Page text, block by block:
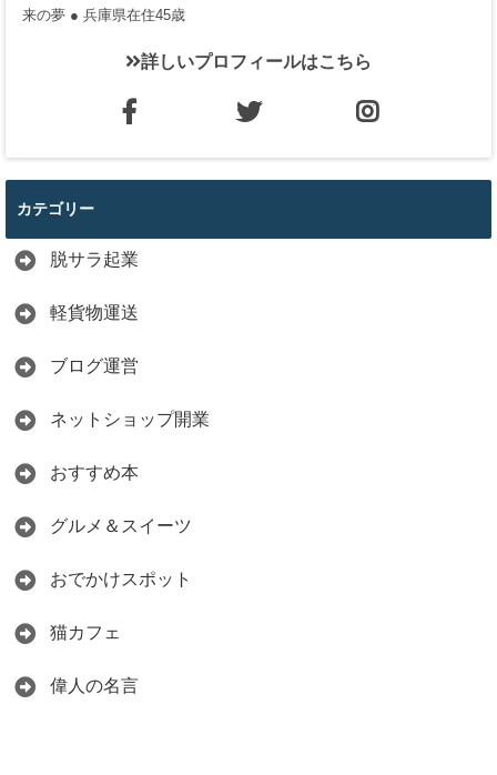
来の夢 ● 兵庫県在住45歳
詳しいプロフィールはこちら
カテゴリー
脱サラ起業
軽貨物運送
ブログ運営
ネットショップ開業
おすすめ本
グルメ＆スイーツ
おでかけスポット
猫カフェ
偉人の名言